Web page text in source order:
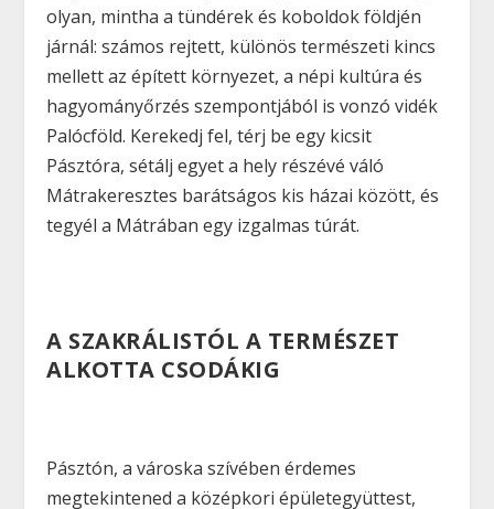
olyan, mintha a tündérek és koboldok földjén
járnál: számos rejtett, különös természeti kincs
mellett az épített környezet, a népi kultúra és
hagyományőrzés szempontjából is vonzó vidék
Palócföld. Kerekedj fel, térj be egy kicsit
Pásztóra, sétálj egyet a hely részévé váló
Mátrakeresztes barátságos kis házai között, és
tegyél a Mátrában egy izgalmas túrát.
A SZAKRÁLISTÓL A TERMÉSZET
ALKOTTA CSODÁKIG
Pásztón, a városka szívében érdemes
megtekintened a középkori épületegyüttest,